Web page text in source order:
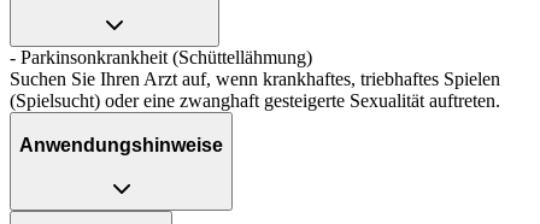
- Parkinsonkrankheit (Schüttellähmung)
Suchen Sie Ihren Arzt auf, wenn krankhaftes, triebhaftes Spielen
(Spielsucht) oder eine zwanghaft gesteigerte Sexualität auftreten.
Anwendungshinweise